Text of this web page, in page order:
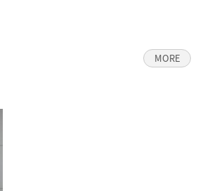
MORE